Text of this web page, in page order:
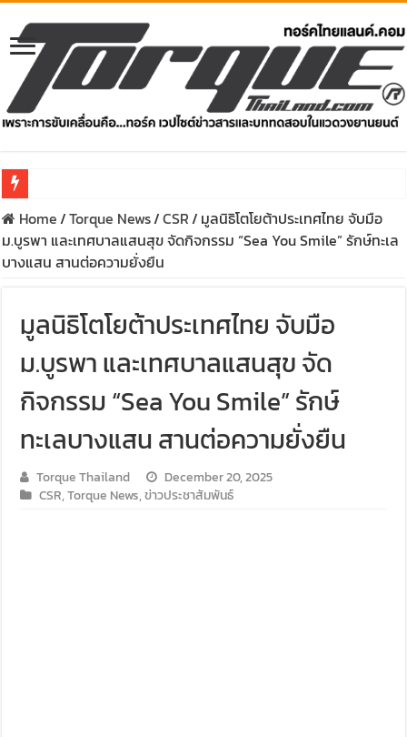
รีวิว Honda e:N1 EV 100% – SUV ไฟฟ้า 204 แรงม้า วิ่งไกล 500
รีวิว ลองขับ All New GWM HAVAL H6 ปรับโฉมหน้าใหม่หล่อ
รีวิว ลองขับรถกระบะรุ่นพิเศษ FORD RANGER MS-RT ครั้งแ
ทริปแอ่วเหนือสุดพีค! เส้นทางเชียงใหม่-เชียงรายกับ MU-X
ขับ “NEW! ISUZU V-CROSS 4×4” ไปร่วมกันสร้างถนนขึ้นดอ
Audi Road to Korat ยกทัพขบวนอาวดี้กว่า 60 คัน เยี่ยมชม อาว
ขับ ฟอร์ด เรนเจอร์ บุกอีสาน กับกิจกรรม ‘ฟอร์ด เรนเจอร์ แ
Home/Torque News/CSR/ มูลนิธิโตโยต้าประเทศไทย จับมือ
ม.บูรพา และเทศบาลแสนสุข จัดกิจกรรม “Sea You Smile” รักษ์ทะเล
บางแสน สานต่อความยั่งยืน
มูลนิธิโตโยต้าประเทศไทย จับมือ
ม.บูรพา และเทศบาลแสนสุข จัด
กิจกรรม “Sea You Smile” รักษ์
ทะเลบางแสน สานต่อความยั่งยืน
Torque Thailand
December 20, 2025
CSR,Torque News,ข่าวประชาสัมพันธ์